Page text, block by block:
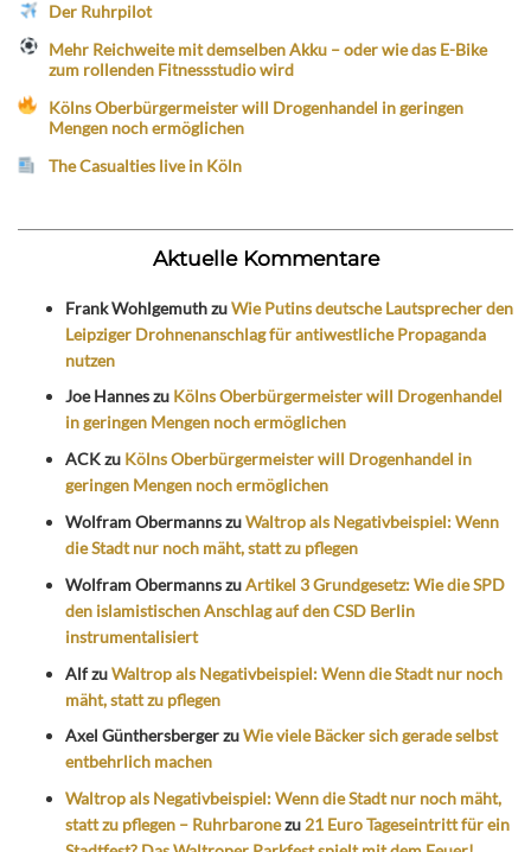
Der Ruhrpilot
Mehr Reichweite mit demselben Akku – oder wie das E-Bike
zum rollenden Fitnessstudio wird
Kölns Oberbürgermeister will Drogenhandel in geringen
Mengen noch ermöglichen
The Casualties live in Köln
Aktuelle Kommentare
Frank WohlgemuthzuWie Putins deutsche Lautsprecher den
Leipziger Drohnenanschlag für antiwestliche Propaganda
nutzen
Joe Hanneszu Kölns Oberbürgermeister will Drogenhandel
in geringen Mengen noch ermöglichen
ACKzu Kölns Oberbürgermeister will Drogenhandel in
geringen Mengen noch ermöglichen
Wolfram ObermannszuWaltrop als Negativbeispiel: Wenn
die Stadt nur noch mäht, statt zu pflegen
Wolfram ObermannszuArtikel 3 Grundgesetz: Wie die SPD
den islamistischen Anschlag auf den CSD Berlin
instrumentalisiert
AlfzuWaltrop als Negativbeispiel: Wenn die Stadt nur noch
mäht, statt zu pflegen
Axel GünthersbergerzuWie viele Bäcker sich gerade selbst
entbehrlich machen
Waltrop als Negativbeispiel: Wenn die Stadt nur noch mäht,
statt zu pflegen – Ruhrbaronezu 21 Euro Tageseintritt für ein